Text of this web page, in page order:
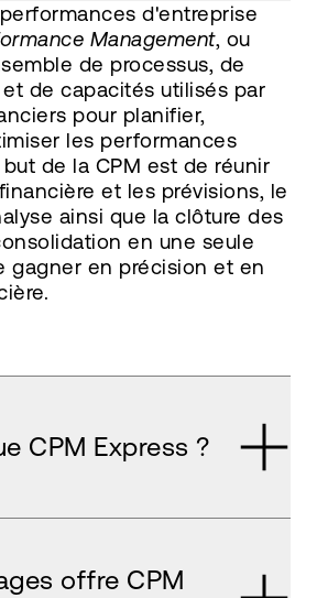
d'entreprise
Management, ou
de processus, de
de capacités utilisés par
pour planifier,
les performances
de la CPM est de réunir
et les prévisions, le
ainsi que la clôture des
en une seule
gagner en précision et en
CPM Express ?
offre CPM